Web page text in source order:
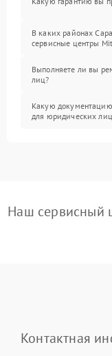
В каких районах
сервисные центры
Выполняете ли вы
лиц?
Какую
для юридических
Наш сервисный
Контактная